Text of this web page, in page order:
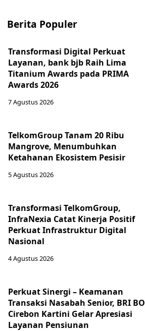
Berita Populer
Transformasi Digital Perkuat
Layanan, bank bjb Raih Lima
Titanium Awards pada PRIMA
Awards 2026
7 Agustus 2026
TelkomGroup Tanam 20 Ribu
Mangrove, Menumbuhkan
Ketahanan Ekosistem Pesisir
5 Agustus 2026
Transformasi TelkomGroup,
InfraNexia Catat Kinerja Positif
Perkuat Infrastruktur Digital
Nasional
4 Agustus 2026
Perkuat Sinergi – Keamanan
Transaksi Nasabah Senior, BRI BO
Cirebon Kartini Gelar Apresiasi
Layanan Pensiunan